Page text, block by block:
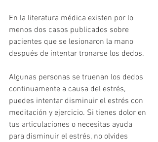
En la literatura médica existen por lo
menos dos casos publicados sobre
pacientes que se lesionaron la mano
después de intentar tronarse los dedos.
Algunas personas se truenan los dedos
continuamente a causa del estrés,
puedes intentar disminuir el estrés con
meditación y ejercicio. Si tienes dolor en
tus articulaciones o necesitas ayuda
para disminuir el estrés, no olvides